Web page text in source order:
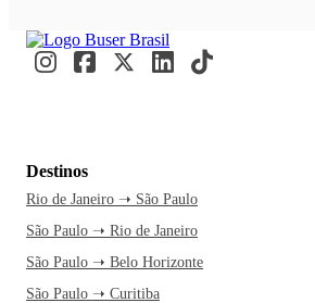
Destinos
Rio de Janeiro ➝ São Paulo
São Paulo ➝ Rio de Janeiro
São Paulo ➝ Belo Horizonte
São Paulo ➝ Curitiba